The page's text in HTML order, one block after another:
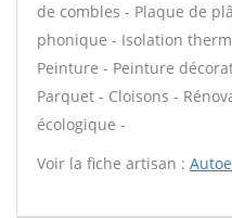
de combles - Plaque de
phonique - Isolation
Peinture - Peinture
Parquet - Cloisons -
écologique -
Voir la fiche artisan :